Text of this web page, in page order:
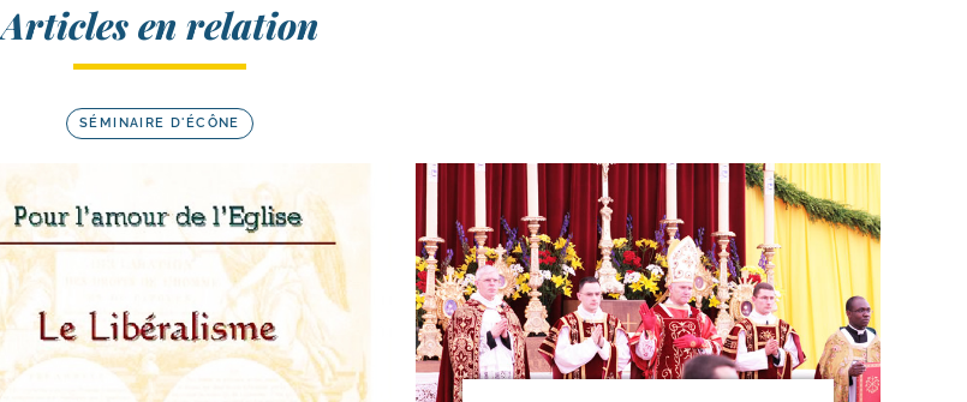
Articles en relation
SÉMINAIRE D'ÉCÔNE